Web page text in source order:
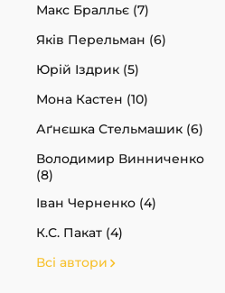
Макс Бралльє (7)
Яків Перельман (6)
Юрій Іздрик (5)
Мона Кастен (10)
Аґнєшка Стельмашик (6)
Володимир Винниченко
(8)
Іван Черненко (4)
К.С. Пакат (4)
Всі автори